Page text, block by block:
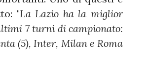
"La Lazio ha la miglior
7 turni di campionato:
(5), Inter, Milan e Roma